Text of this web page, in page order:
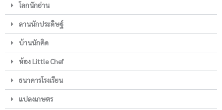
โลกนักอ่าน
ลานนักประดิษฐ์
บ้านนักคิด
ห้อง Little Chef
ธนาคารโรงเรียน
แปลงเกษตร